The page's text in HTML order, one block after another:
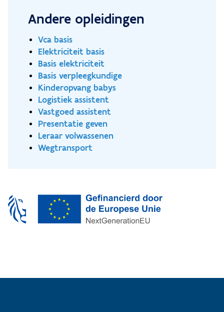
1) voor meer info over het beroep en de opleiding.
**Wat leer je?** - basis metaalbewerking; -
halfautomaatlassen; - onderhoud van machines
en mechanische aandrijvingen; - onderhoud van
pompen, compressoren en pijpleidingen; -
onderhoud van PLC-gestuurde installaties; -
onderhoud van pneumatische installaties; -
montage- en demontagetechnieken van
machinecomponenten; - algemene vorming:
Nederlands, functioneel, alledaags Frans en Engels,
wiskunde, ICT, wetenschappen, maatschappij,
cultuur, organisatie en samenwerking. **Hoelang
Andere opleidingen
Vca basis
Elektriciteit basis
Basis elektriciteit
Basis verpleegkundige
Kinderopvang babys
Logistiek assistent
Vastgoed assistent
Presentatie geven
Leraar volwassenen
Wegtransport